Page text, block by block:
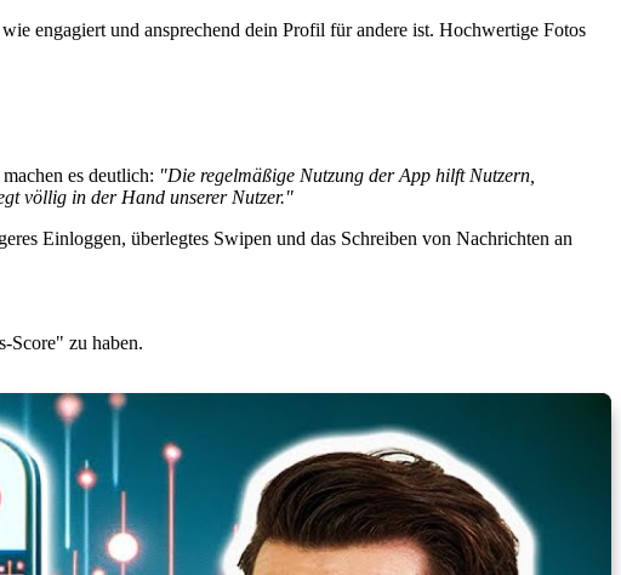
engagiert und ansprechend dein Profil für andere ist. Hochwertige Fotos
es deutlich: "Die regelmäßige Nutzung der App hilft Nutzern,
völlig in der Hand unserer Nutzer."
Einloggen, überlegtes Swipen und das Schreiben von Nachrichten an
Score" zu haben.